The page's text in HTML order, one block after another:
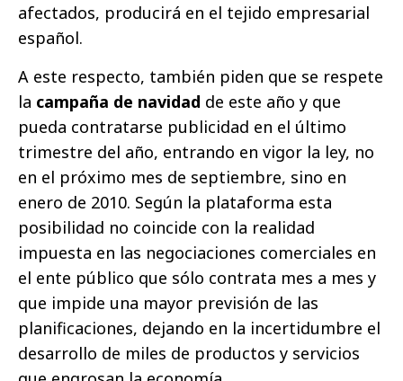
afectados, producirá en el tejido empresarial
español.
A este respecto, también piden que se respete
la campaña de navidad de este año y que
pueda contratarse publicidad en el último
trimestre del año, entrando en vigor la ley, no
en el próximo mes de septiembre, sino en
enero de 2010. Según la plataforma esta
posibilidad no coincide con la realidad
impuesta en las negociaciones comerciales en
el ente público que sólo contrata mes a mes y
que impide una mayor previsión de las
planificaciones, dejando en la incertidumbre el
desarrollo de miles de productos y servicios